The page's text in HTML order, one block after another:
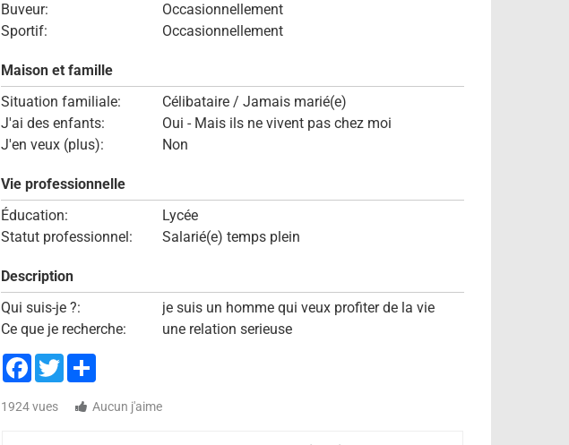
Buveur:
Occasionnellement
Sportif:
Occasionnellement
Maison et famille
Situation familiale:
Célibataire / Jamais marié(e)
J'ai des enfants:
Oui - Mais ils ne vivent pas chez moi
J'en veux (plus):
Non
Vie professionnelle
Éducation:
Lycée
Statut professionnel:
Salarié(e) temps plein
Description
Qui suis-je ?:
je suis un homme qui veux profiter de la vie
Ce que je recherche:
une relation serieuse
Facebook
TwitterShare
1924 vues Aucun j'aime